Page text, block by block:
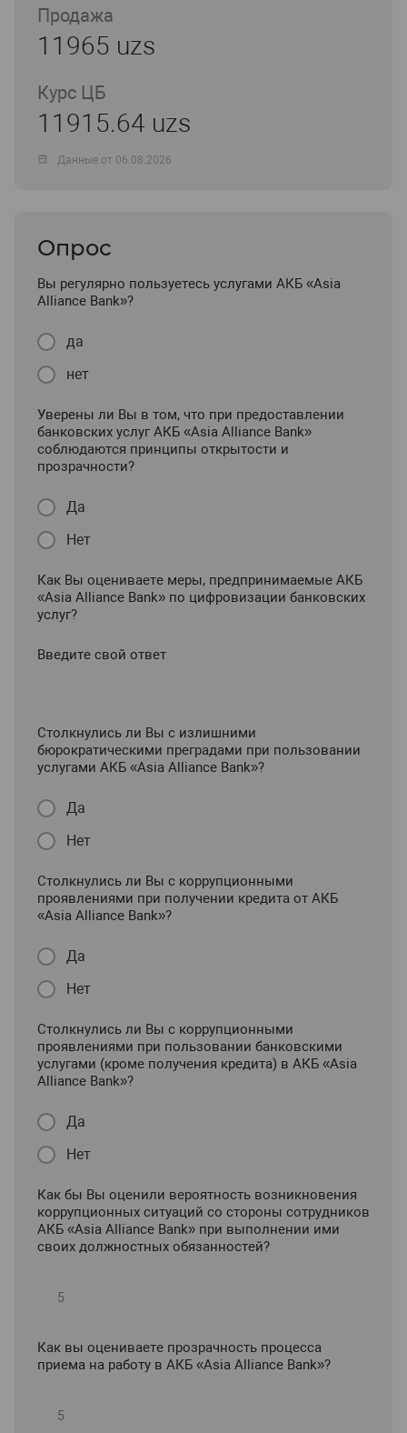
Продажа
11965 uzs
Курс ЦБ
11915.64 uzs
Данные от 06.08.2026
Опрос
Вы регулярно пользуетесь услугами АКБ «Asia
Alliance Bank»?
да
нет
Уверены ли Вы в том, что при предоставлении
банковских услуг АКБ «Asia Alliance Bank»
соблюдаются принципы открытости и
прозрачности?
Да
Нет
Как Вы оцениваете меры, предпринимаемые АКБ
«Asia Alliance Bank» по цифровизации банковских
услуг?
Введите свой ответ
Столкнулись ли Вы с излишними
бюрократическими преградами при пользовании
услугами АКБ «Asia Alliance Bank»?
Да
Нет
Столкнулись ли Вы с коррупционными
проявлениями при получении кредита от АКБ
«Asia Alliance Bank»?
Да
Нет
Столкнулись ли Вы с коррупционными
проявлениями при пользовании банковскими
услугами (кроме получения кредита) в АКБ «Asia
Alliance Bank»?
Да
Нет
Как бы Вы оценили вероятность возникновения
коррупционных ситуаций со стороны сотрудников
АКБ «Asia Alliance Bank» при выполнении ими
своих должностных обязанностей?
Как вы оцениваете прозрачность процесса
приема на работу в АКБ «Asia Alliance Bank»?